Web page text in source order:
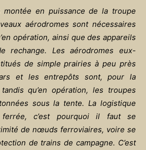
en puissance de la troupe
aérodromes sont nécessaires
opération, ainsi que des appareils
rechange. Les aérodromes eux-
de simple prairies à peu près
et les entrepôts sont, pour la
qu’en opération, les troupes
sous la tente. La logistique
c’est pourquoi il faut se
de nœuds ferroviaires, voire se
de trains de campagne. C’est